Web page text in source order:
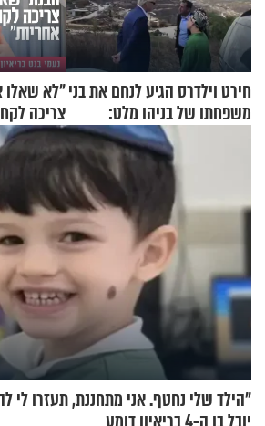
חירט וילדרס הגיע לנחם את בני
משפחתו של בניהו מלט:
"מיליונים באירופה תומכים
"לא שאלו
צריכה
בנט
"הילד שלי נחטף. אני מתחננת, תעזרו לי